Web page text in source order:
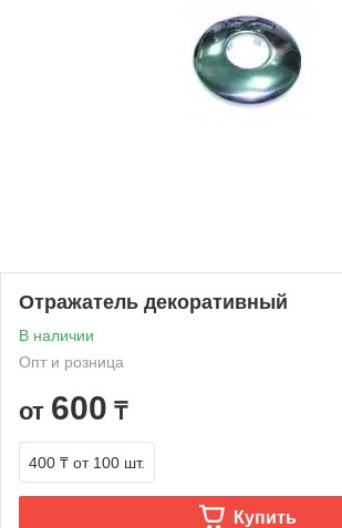
Отражатель декоративный
В наличии
Опт и розница
от 600 ₸
400 ₸ от 100 шт.
Купить